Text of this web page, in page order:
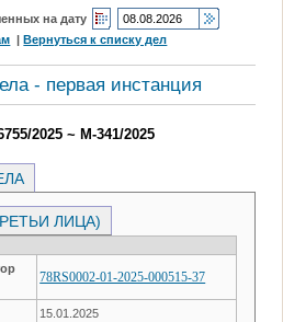
на дату
|Вернуться к списку дел
- первая инстанция
2025 ~ М-341/2025
ЛИЦА)
78RS0002-01-2025-000515-37
15.01.2025